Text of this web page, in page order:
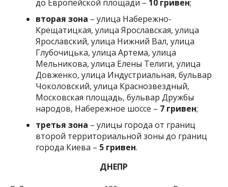
до Европейской площади – 10 гривен;
вторая зона – улица Набережно-
Крещатицкая, улица Ярославская, улица
Ярославский, улица Нижний Вал, улица
Глубочицька, улица Артема, улица
Мельникова, улица Елены Телиги, улица
Довженко, улица Индустриальная, бульвар
Чоколовский, улица Краснозвездный,
Московская площадь, бульвар Дружбы
народов, Набережное шоссе – 7 гривен;
третья зона – улицы города от границ
второй территориальной зоны до границ
города Киева – 5 гривен.
ДНЕПР